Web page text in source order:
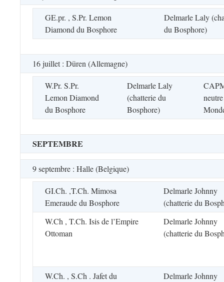
GE.pr. , S.Pr. Lemon
Diamond du Bosphore
Delmarle Laly
du Bosphore)
16 juillet : Düren (Allemagne)
W.Pr. S.Pr.
Lemon Diamond
du Bosphore
Delmarle Laly
(chatterie du
Bosphore)
SEPTEMBRE
9 septembre : Halle (Belgique)
GI.Ch. ,T.Ch. Mimosa
Emeraude du Bosphore
Delmarle Johnny
(chatterie du
W.Ch , T.Ch. Isis de l’Empire
Ottoman
Delmarle Johnny
(chatterie du
W.Ch. , S.Ch . Jafet du
Delmarle Johnny